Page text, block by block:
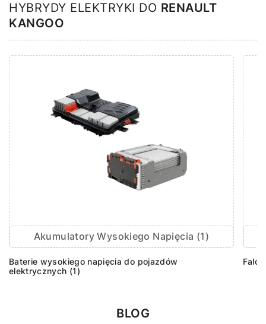
HYBRYDY ELEKTRYKI DO RENAULT
KANGOO
Akumulatory Wysokiego Napięcia (1)
Baterie wysokiego napięcia do pojazdów
elektrycznych (1)
BLOG